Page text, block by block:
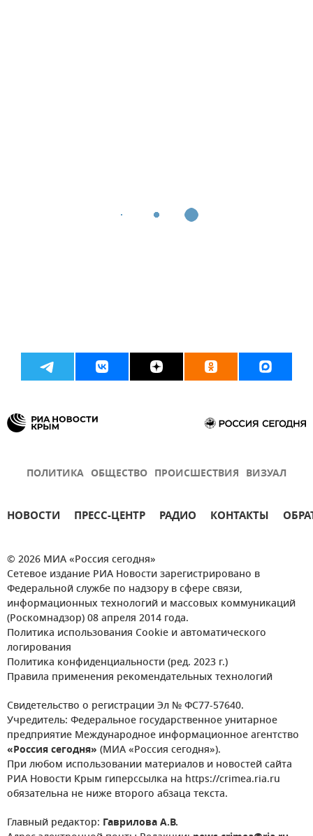
ПОЛИТИКА ОБЩЕСТВО ПРОИСШЕСТВИЯ ВИЗУАЛ
НОВОСТИ ПРЕСС-ЦЕНТР РАДИО КОНТАКТЫ
© 2026 МИА «Россия сегодня»
Сетевое издание РИА Новости зарегистрировано в
Федеральной службе по надзору в сфере связи,
информационных технологий и массовых коммуникаций
(Роскомнадзор) 08 апреля 2014 года.
Политика использования Cookie и автоматического
логирования
Политика конфиденциальности (ред. 2023 г.)
Правила применения рекомендательных технологий
Свидетельство о регистрации Эл № ФС77-57640.
Учредитель: Федеральное государственное унитарное
предприятие Международное информационное агентство
«Россия сегодня» (МИА «Россия сегодня»).
При любом использовании материалов и новостей сайта
РИА Новости Крым гиперссылка на https://crimea.ria.ru
обязательна не ниже второго абзаца текста.
Главный редактор: Гаврилова А.В.